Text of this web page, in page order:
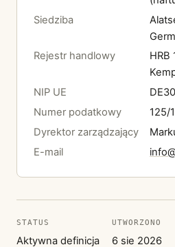
Siedziba
Rejestr handlowy
HRB
NIP UE
Numer podatkowy
125/
Dyrektor zarządzający
E-mail
STATUS
Aktywna definicja
UTWORZONO
6 sie 2026